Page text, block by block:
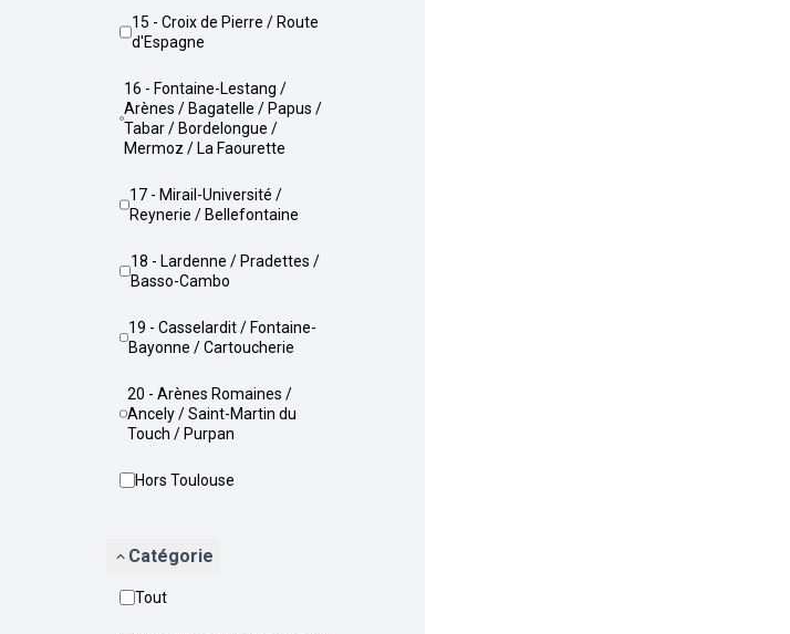
15 - Croix de Pierre / Route
d'Espagne
16 - Fontaine-Lestang /
Arènes / Bagatelle / Papus /
Tabar / Bordelongue /
Mermoz / La Faourette
17 - Mirail-Université /
Reynerie / Bellefontaine
18 - Lardenne / Pradettes /
Basso-Cambo
19 - Casselardit / Fontaine-
Bayonne / Cartoucherie
20 - Arènes Romaines /
Ancely / Saint-Martin du
Touch / Purpan
Hors Toulouse
Catégorie
Tout